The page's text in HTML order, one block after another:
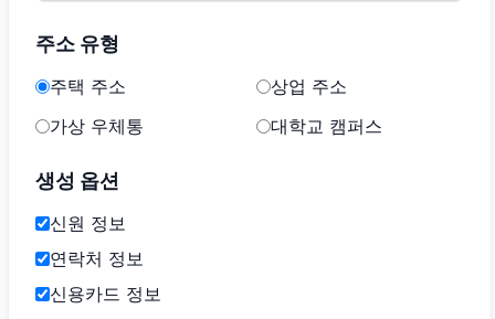
주소 유형
주택 주소
상업 주소
가상 우체통
대학교 캠퍼스
생성 옵션
신원 정보
연락처 정보
신용카드 정보